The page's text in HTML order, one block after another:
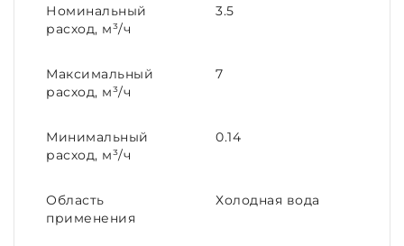
Номинальный
расход, м³/ч
3.5
Максимальный
расход, м³/ч
7
Минимальный
расход, м³/ч
0.14
Область
применения
Холодная вода